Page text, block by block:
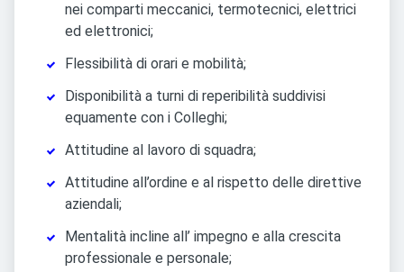
nei comparti meccanici, termotecnici, elettrici
ed elettronici;
Flessibilità di orari e mobilità;
Disponibilità a turni di reperibilità suddivisi
equamente con i Colleghi;
Attitudine al lavoro di squadra;
Attitudine all’ordine e al rispetto delle direttive
aziendali;
Mentalità incline all’ impegno e alla crescita
professionale e personale;